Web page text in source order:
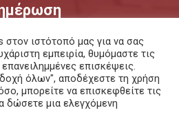
ενημερωμένοι.
ΜΕΣΩ SMS
ιστότοπό μας για να σας
εμπειρία, θυμόμαστε τις
επισκέψεις.
όλων", αποδέχεστε τη χρήση
μπορείτε να επισκεφθείτε τις
δώσετε μια ελεγχόμενη